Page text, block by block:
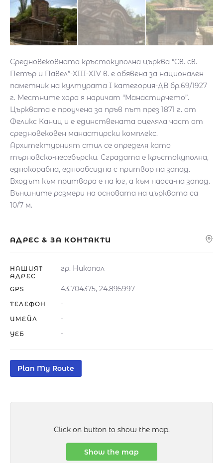
Средновековната кръстокуполна църква “Св. св.
Петър и Павел”-XIII-XIV в. е обявена за национален
паметник на културата I категория-ДВ бр.69/1927
г. Местните хора я наричат “Манастирчето”.
Църквата е проучена за пръв път през 1871 г. от
Феликс Каниц и е единствената оцеляла част от
средновековен манастирски комплекс.
Архитектурният стил се определя като
търновско-несебърски. Сградата е кръстокуполна,
еднокорабна, едноабсидна с притвор на запад.
Входът към притвора е на юг, а към наоса-на запад.
Външните размери на основата на църквата са
10/7 м.
АДРЕС & ЗА КОНТАКТИ
НАШИЯТ
АДРЕС
гр. Никопол
GPS 43.704375, 24.895997
ТЕЛЕФОН -
ИМЕЙЛ -
УЕБ -
Plan My Route
Click on button to show the map.
Show the map